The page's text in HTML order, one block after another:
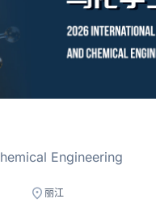
Engineering
location_on 丽江